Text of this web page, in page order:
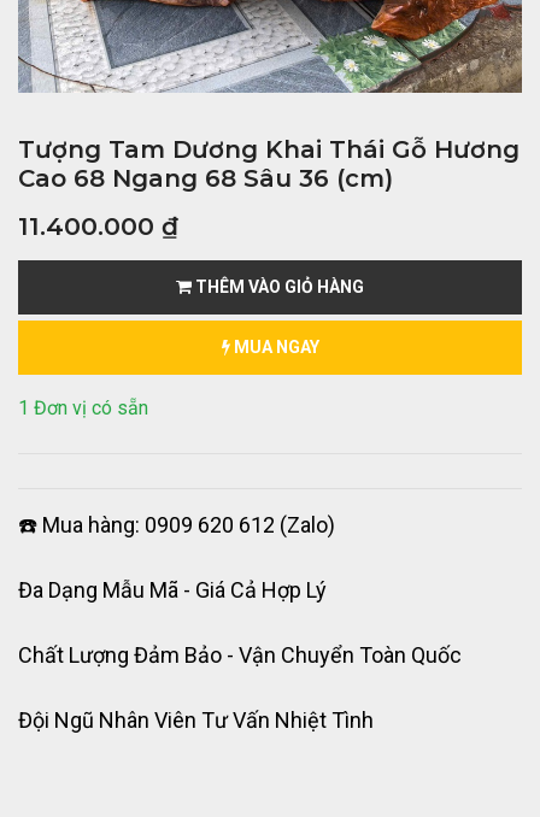
Tượng Tam Dương Khai Thái Gỗ Hương
Cao 68 Ngang 68 Sâu 36 (cm)
11.400.000 ₫
THÊM VÀO GIỎ HÀNG
MUA NGAY
1 Đơn vị có sẵn
☎️ Mua hàng: 0909 620 612 (Zalo)
Đa Dạng Mẫu Mã - Giá Cả Hợp Lý
Chất Lượng Đảm Bảo - Vận Chuyển Toàn Quốc
Đội Ngũ Nhân Viên Tư Vấn Nhiệt Tình